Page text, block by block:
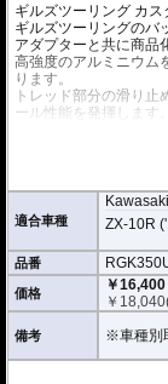
ギルズツーリング カス
ギルズツーリングのバ
アダプターと共に商品
高強度のアルミニウム
ります。
トレッド部分の滑り
ール性能を発揮します。
オプションの拡張キ
ライディングスタイル
適合車種
Kawasaki
ZX-10R
品番
価格
￥16,400
￥ 18,040
備考 ※車種別